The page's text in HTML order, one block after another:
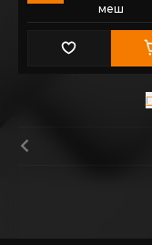
меш